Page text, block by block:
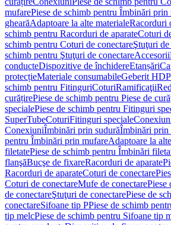
mufarePiese de schimb pentru Îmbinări prin
ghearăAdaptoare la alte materialeRacorduri
schimb pentru Racorduri de aparateCoturi
schimb pentru Coturi de conectareŞtuţuri
schimb pentru Ştuţuri de conectareAccesorii
conducteDispozitive de închidereEtanșări
protecțieMateriale consumabileGeberit
schimb pentru FitinguriCoturiRamificaţii
curățirePiese de schimb pentru Piese de
specialePiese de schimb pentru Fitinguri
SuperTubeCoturiFitinguri speciale
ConexiuniÎmbinări prin sudurăÎmbinări prin
pentru Îmbinări prin mufareAdaptoare la
filetatePiese de schimb pentru Îmbinări
flanşăBucşe de fixareRacorduri de aparate
Racorduri de aparateCoturi de conectare
Coturi de conectareMufe de conectarePiese
de conectareŞtuţuri de conectarePiese de
conectareSifoane tip PPiese de schimb
tip melcPiese de schimb pentru Sifoane tip